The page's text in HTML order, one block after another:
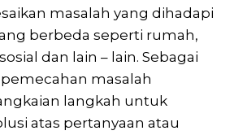
masalah yang dihadapi
berbeda seperti rumah,
dan lain – lain. Sebagai
masalah
langkah untuk
atas pertanyaan atau